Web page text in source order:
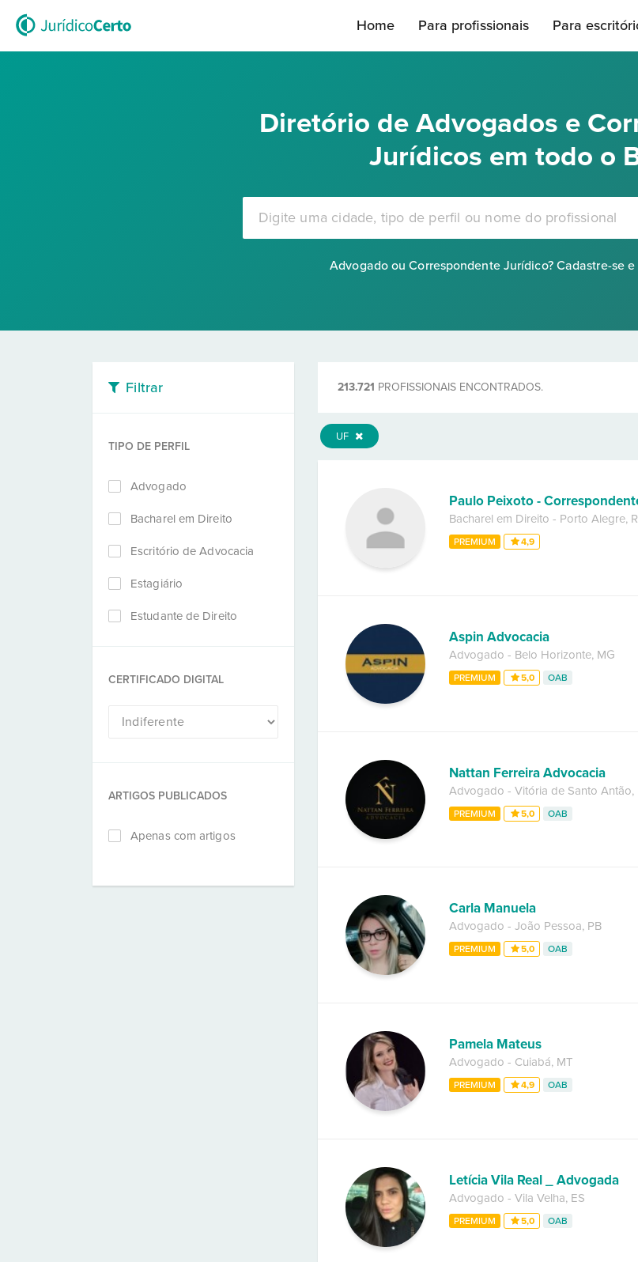
Home Para profissionais Para
Diretório de Advogados e
Jurídicos em todo o
Advogado ou Correspondente Jurídico? Cadastre-se
Filtrar
TIPO DE PERFIL
Advogado
Bacharel em Direito
Escritório de Advocacia
Estagiário
Estudante de Direito
CERTIFICADO DIGITAL
ARTIGOS PUBLICADOS
Apenas com artigos
213.721 PROFISSIONAIS ENCONTRADOS.
UF
Paulo Peixoto -
Bacharel em Direito - Porto Alegre,
PREMIUM 4,9
Aspin Advocacia
Advogado - Belo Horizonte, MG
PREMIUM 5,0 OAB
Nattan Ferreira Advocacia
Advogado - Vitória de Santo Antão,
PREMIUM 5,0 OAB
Carla Manuela
Advogado - João Pessoa, PB
PREMIUM 5,0 OAB
Pamela Mateus
Advogado - Cuiabá, MT
PREMIUM 4,9 OAB
Letícia Vila Real _ Advogada
Advogado - Vila Velha, ES
PREMIUM 5,0 OAB